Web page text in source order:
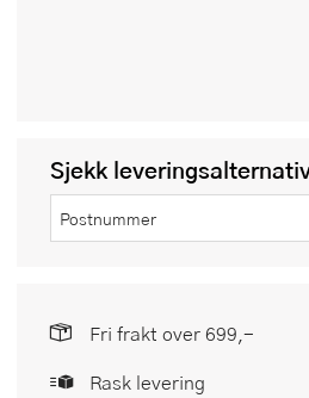
Sjekk
Fri frakt over 699,-
Rask levering